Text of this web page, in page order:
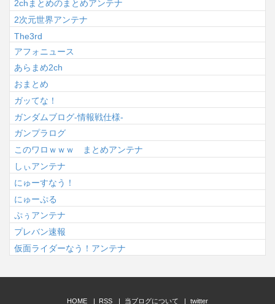
2chまとめのまとめアンテナ
2次元世界アンテナ
The3rd
アフォニュース
あらまめ2ch
おまとめ
ガッてな！
ガンダムブログ-情報戦仕様-
ガンプラログ
このワロｗｗｗ まとめアンテナ
しぃアンテナ
にゅーすなう！
にゅーぷる
ぷぅアンテナ
プレバン速報
仮面ライダーなう！アンテナ
HOME RSS 当ブログについて twitter